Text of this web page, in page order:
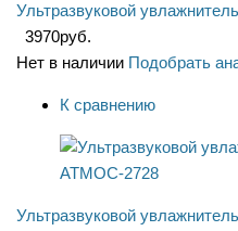
Ультразвуковой
3970руб.
Нет в наличии Подобрать
К сравнению
Ультразвуковой